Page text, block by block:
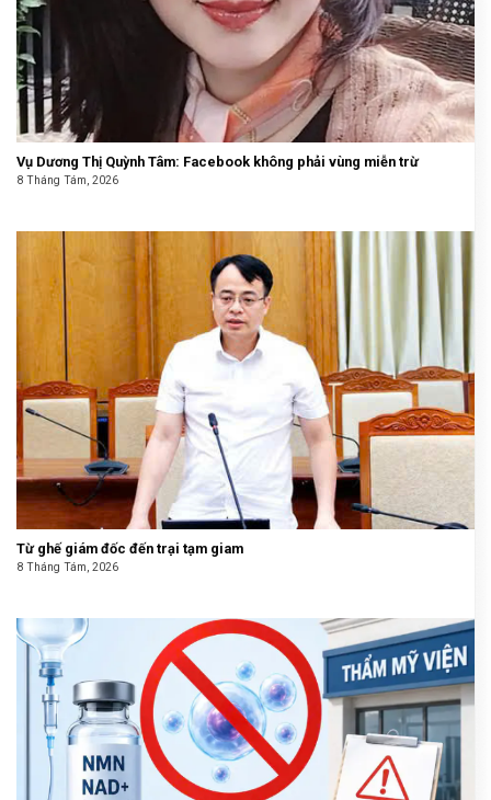
Vụ Dương Thị Quỳnh Tâm: Facebook không phải vùng miễn trừ
8 Tháng Tám, 2026
Từ ghế giám đốc đến trại tạm giam
8 Tháng Tám, 2026